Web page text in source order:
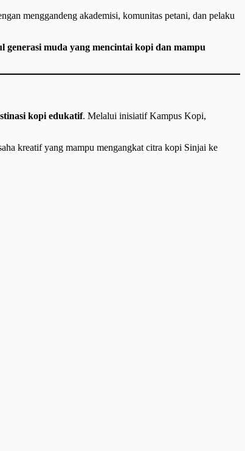
menggandeng akademisi, komunitas petani, dan pelaku
muda yang mencintai kopi dan mampu
kopi edukatif. Melalui inisiatif Kampus Kopi,
kreatif yang mampu mengangkat citra kopi Sinjai ke